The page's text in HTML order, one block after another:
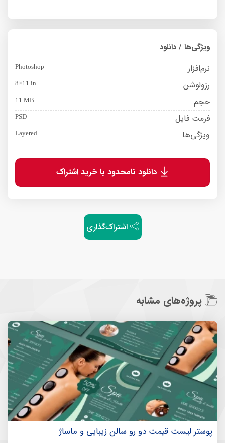
ویژگی‌ها / دانلود
نرم‌افزار Photoshop
رزولوشن 8×11 in
حجم 11 MB
فرمت فایل PSD
ویژگی‌ها Layered
دانلود نامحدود با خرید اشتراک
اشتراک‌گذاری
پروژه‌های مشابه
پوستر لیست قیمت دو رو سالن زیبایی و ماساژ